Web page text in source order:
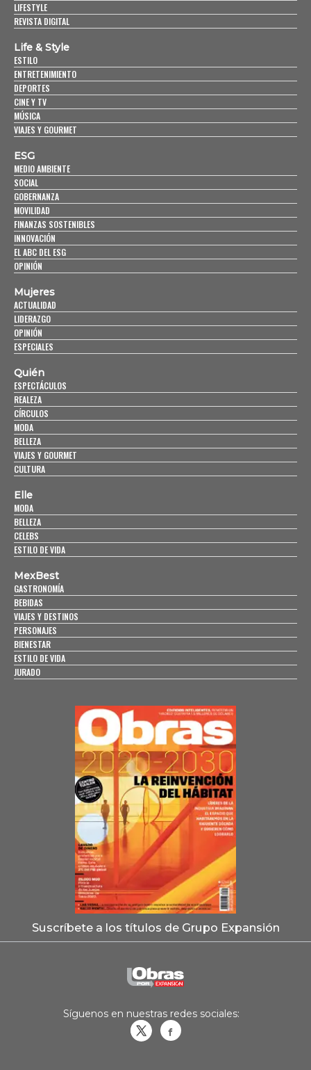
LIFESTYLE
REVISTA DIGITAL
Life & Style
ESTILO
ENTRETENIMIENTO
DEPORTES
CINE Y TV
MÚSICA
VIAJES Y GOURMET
ESG
MEDIO AMBIENTE
SOCIAL
GOBERNANZA
MOVILIDAD
FINANZAS SOSTENIBLES
INNOVACIÓN
EL ABC DEL ESG
OPINIÓN
Mujeres
ACTUALIDAD
LIDERAZGO
OPINIÓN
ESPECIALES
Quién
ESPECTÁCULOS
REALEZA
CÍRCULOS
MODA
BELLEZA
VIAJES Y GOURMET
CULTURA
Elle
MODA
BELLEZA
CELEBS
ESTILO DE VIDA
MexBest
GASTRONOMÍA
BEBIDAS
VIAJES Y DESTINOS
PERSONAJES
BIENESTAR
ESTILO DE VIDA
JURADO
Suscríbete a los títulos de Grupo Expansión
Síguenos en nuestras redes sociales: